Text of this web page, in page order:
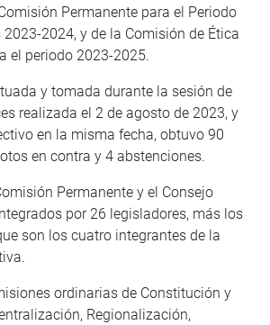
Permanente para el Periodo
2023-2024, y de la Comisión de Ética
el periodo 2023-2025.
y tomada durante la sesión de
realizada el 2 de agosto de 2023, y
en la misma fecha, obtuvo 90
en contra y 4 abstenciones.
Permanente y el Consejo
por 26 legisladores, más los
son los cuatro integrantes de la
ordinarias de Constitución y
Regionalización,